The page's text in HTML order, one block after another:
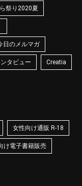
祭り2020夏
日のメルマガ
タビュー Creatia
女性向け通販 R-18
け電子書籍販売